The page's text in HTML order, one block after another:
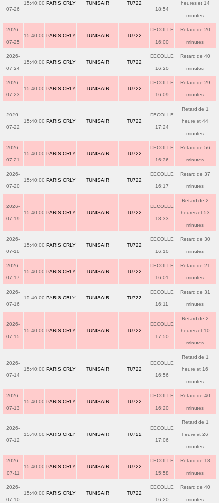
07-26
15:40:00 PARIS ORLY TUNISAIR TU722
18:54
heures et 14
minutes
2026-
07-25
15:40:00 PARIS ORLY TUNISAIR TU722
DECOLLE
16:00
Retard de 20
minutes
2026-
07-24
15:40:00 PARIS ORLY TUNISAIR TU722
DECOLLE
16:20
Retard de 40
minutes
2026-
07-23
15:40:00 PARIS ORLY TUNISAIR TU722
DECOLLE
16:09
Retard de 29
minutes
2026-
07-22
15:40:00 PARIS ORLY TUNISAIR TU722
DECOLLE
17:24
Retard de 1
heure et 44
minutes
2026-
07-21
15:40:00 PARIS ORLY TUNISAIR TU722
DECOLLE
16:36
Retard de 56
minutes
2026-
07-20
15:40:00 PARIS ORLY TUNISAIR TU722
DECOLLE
16:17
Retard de 37
minutes
2026-
07-19
15:40:00 PARIS ORLY TUNISAIR TU722
DECOLLE
18:33
Retard de 2
heures et 53
minutes
2026-
07-18
15:40:00 PARIS ORLY TUNISAIR TU722
DECOLLE
16:10
Retard de 30
minutes
2026-
07-17
15:40:00 PARIS ORLY TUNISAIR TU722
DECOLLE
16:01
Retard de 21
minutes
2026-
07-16
15:40:00 PARIS ORLY TUNISAIR TU722
DECOLLE
16:11
Retard de 31
minutes
2026-
07-15
15:40:00 PARIS ORLY TUNISAIR TU722
DECOLLE
17:50
Retard de 2
heures et 10
minutes
2026-
07-14
15:40:00 PARIS ORLY TUNISAIR TU722
DECOLLE
16:56
Retard de 1
heure et 16
minutes
2026-
07-13
15:40:00 PARIS ORLY TUNISAIR TU722
DECOLLE
16:20
Retard de 40
minutes
2026-
07-12
15:40:00 PARIS ORLY TUNISAIR TU722
DECOLLE
17:06
Retard de 1
heure et 26
minutes
2026-
07-11
15:40:00 PARIS ORLY TUNISAIR TU722
DECOLLE
15:58
Retard de 18
minutes
2026-
07-10
15:40:00 PARIS ORLY TUNISAIR TU722
DECOLLE
16:20
Retard de 40
minutes